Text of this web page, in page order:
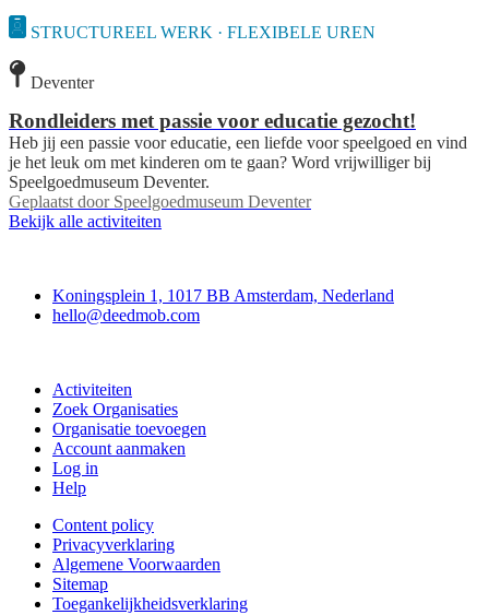
STRUCTUREEL WERK · FLEXIBELE UREN
Deventer
Rondleiders met passie voor educatie gezocht!
Heb jij een passie voor educatie, een liefde voor speelgoed en vind
je het leuk om met kinderen om te gaan? Word vrijwilliger bij
Speelgoedmuseum Deventer.
Geplaatst door Speelgoedmuseum Deventer
Bekijk alle activiteiten
Koningsplein 1, 1017 BB Amsterdam, Nederland
hello@deedmob.com
Activiteiten
Zoek Organisaties
Organisatie toevoegen
Account aanmaken
Log in
Help
Content policy
Privacyverklaring
Algemene Voorwaarden
Sitemap
Toegankelijkheidsverklaring